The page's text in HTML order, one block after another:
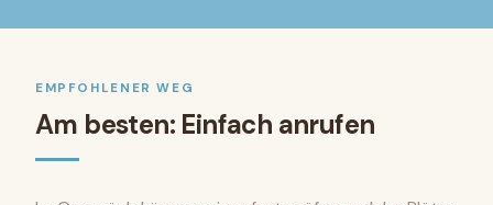
EMPFOHLENER WEG
Am besten: Einfach anrufen